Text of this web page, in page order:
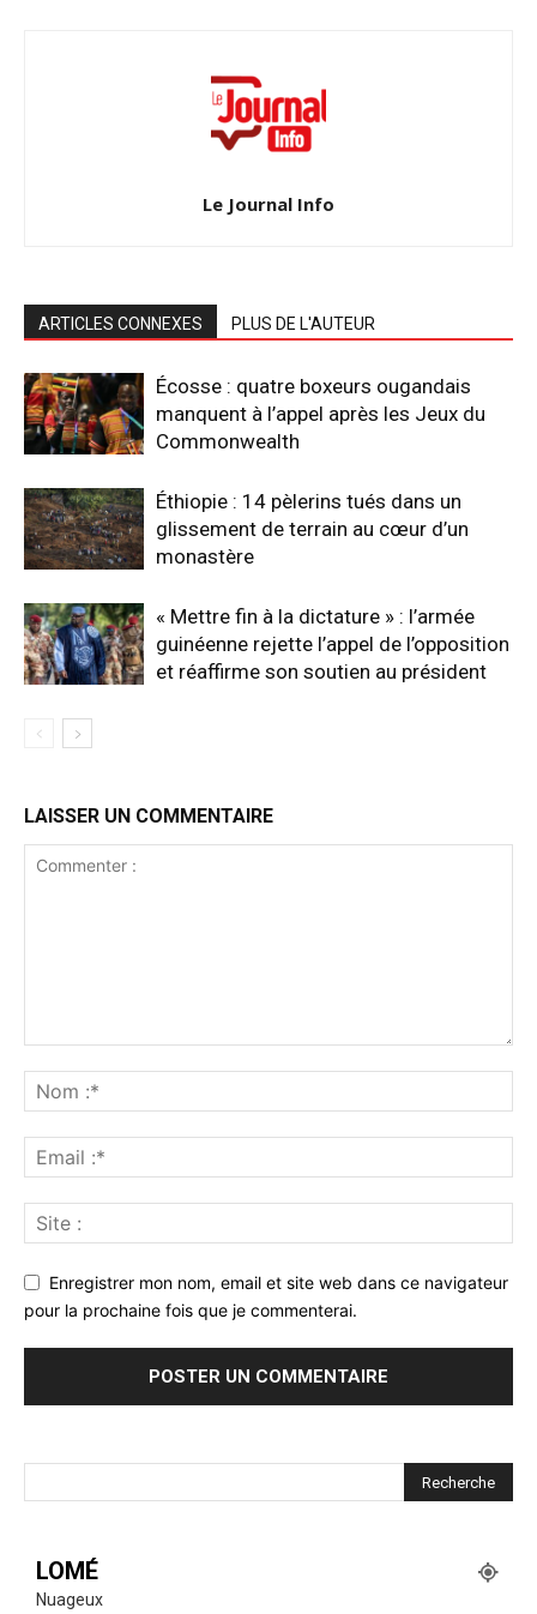
Le Journal Info
ARTICLES CONNEXES PLUS DE L'AUTEUR
Écosse : quatre boxeurs ougandais
manquent à l’appel après les Jeux du
Commonwealth
Éthiopie : 14 pèlerins tués dans un
glissement de terrain au cœur d’un
monastère
« Mettre fin à la dictature » : l’armée
guinéenne rejette l’appel de l’opposition
et réaffirme son soutien au président
LAISSER UN COMMENTAIRE
Enregistrer mon nom, email et site web dans ce navigateur
pour la prochaine fois que je commenterai.
LOMÉ
Nuageux